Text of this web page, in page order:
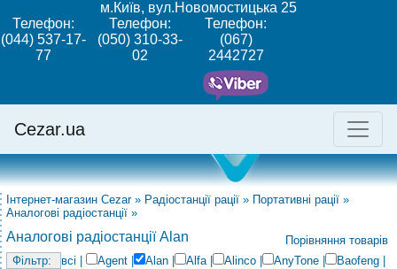
м.Київ, вул.Новомостицька 25
Телефон:
(044) 537-17-
77
Телефон:
(050) 310-33-
02
Телефон:
(067)
2442727
Cezar.ua
Інтернет-магазин Cezar » Радіостанції рації » Портативні рації »
Аналогові радіостанції »
Аналогові радіостанції Alan
Порівняння товарів
всі
Agent Alan Alfa| Alinco AnyTone Baofeng